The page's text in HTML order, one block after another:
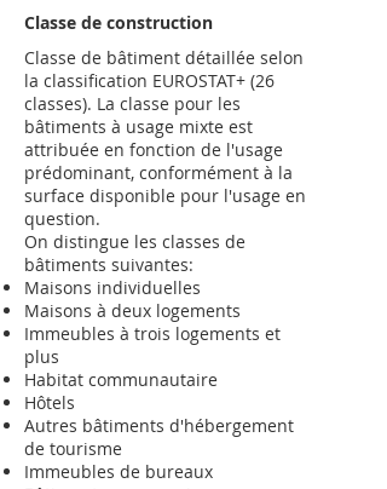
Classe de construction
Classe de bâtiment détaillée selon
la classification EUROSTAT+ (26
classes). La classe pour les
bâtiments à usage mixte est
attribuée en fonction de l'usage
prédominant, conformément à la
surface disponible pour l'usage en
question.
On distingue les classes de
bâtiments suivantes:
Maisons individuelles
Maisons à deux logements
Immeubles à trois logements et
plus
Habitat communautaire
Hôtels
Autres bâtiments d'hébergement
de tourisme
Immeubles de bureaux